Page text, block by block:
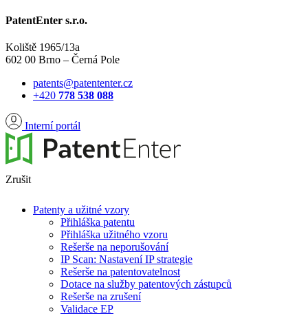
PatentEnter s.r.o.
Koliště 1965/13a
602 00 Brno – Černá Pole
patents@patententer.cz
+420 778 538 088
Interní portál
Zrušit
Patenty a užitné vzory
Přihláška patentu
Přihláška užitného vzoru
Rešerše na neporušování
IP Scan: Nastavení IP strategie
Rešerše na patentovatelnost
Dotace na služby patentových zástupců
Rešerše na zrušení
Validace EP